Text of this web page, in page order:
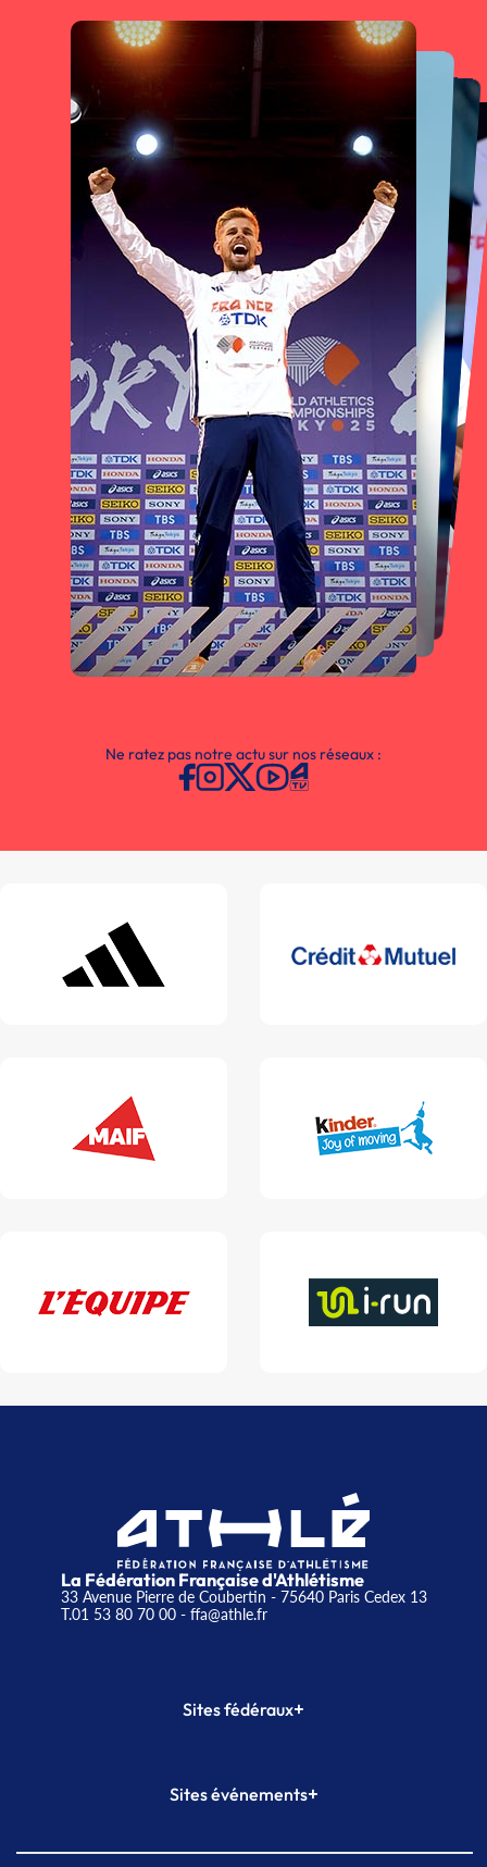
Ne ratez pas notre actu sur nos réseaux :
La Fédération Française d'Athlétisme
33 Avenue Pierre de Coubertin - 75640 Paris Cedex 13
T.01 53 80 70 00- ffa@athle.fr
Sites fédéraux+
Plateforme Formation
Sites événements+
Meeting de Paris indoor